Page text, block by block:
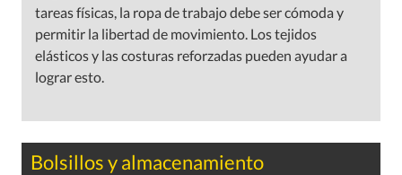
tareas físicas, la ropa de trabajo debe ser cómoda y
permitir la libertad de movimiento. Los tejidos
elásticos y las costuras reforzadas pueden ayudar a
lograr esto.
Bolsillos y almacenamiento